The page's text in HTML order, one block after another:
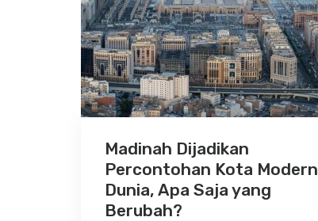
Madinah Dijadikan
Percontohan Kota Modern
Dunia, Apa Saja yang
Berubah?